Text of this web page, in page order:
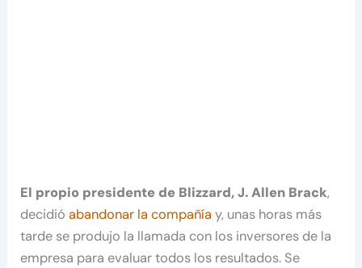
El propio presidente de Blizzard, J. Allen Brack,
decidióabandonar la compañía y, unas horas más
tarde se produjo la llamada con los inversores de la
empresa para evaluar todos los resultados. Se